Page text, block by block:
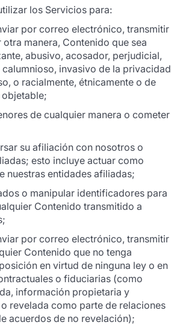
los Servicios para:
por correo electrónico, transmitir
manera, Contenido que sea
abusivo, acosador, perjudicial,
invasivo de la privacidad
o racialmente, étnicamente o de
de cualquier manera o cometer
su afiliación con nosotros o
esto incluye actuar como
nuestras entidades afiliadas;
o manipular identificadores para
Contenido transmitido a
por correo electrónico, transmitir
Contenido que no tenga
en virtud de ninguna ley o en
o fiduciarias (como
información propietaria y
revelada como parte de relaciones
acuerdos de no revelación);